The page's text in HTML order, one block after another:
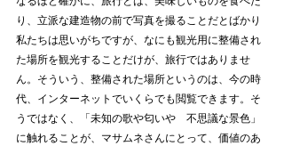
り、立派な建造物の前で写真を撮ることだとばかり
私たちは思いがちですが、なにも観光用に整備され
た場所を観光することだけが、旅行ではありませ
ん。そういう、整備された場所というのは、今の時
代、インターネットでいくらでも閲覧できます。そ
うではなく、「未知の歌や匂いや　不思議な景色」
に触れることが、マサムネさんにとって、価値のあ